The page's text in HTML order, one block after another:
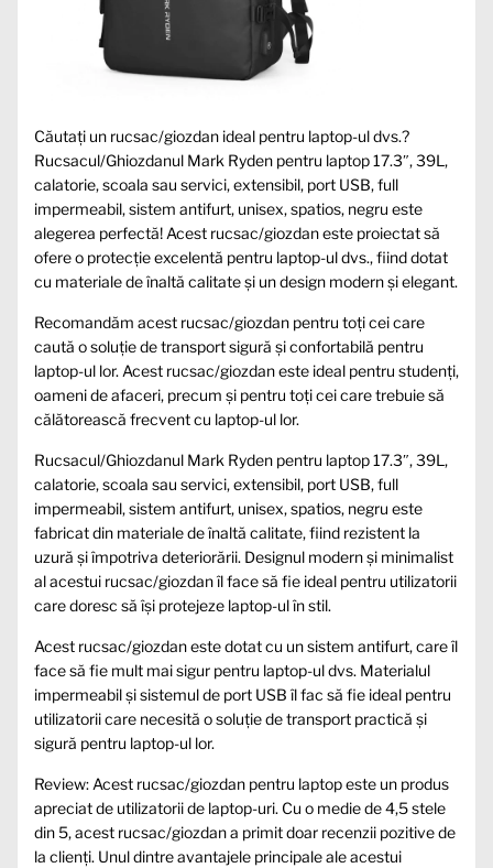
Căutați un rucsac/giozdan ideal pentru laptop-ul dvs.?
Rucsacul/Ghiozdanul Mark Ryden pentru laptop 17.3″, 39L,
calatorie, scoala sau servici, extensibil, port USB, full
impermeabil, sistem antifurt, unisex, spatios, negru este
alegerea perfectă! Acest rucsac/giozdan este proiectat să
ofere o protecție excelentă pentru laptop-ul dvs., fiind dotat
cu materiale de înaltă calitate și un design modern și elegant.
Recomandăm acest rucsac/giozdan pentru toți cei care
caută o soluție de transport sigură și confortabilă pentru
laptop-ul lor. Acest rucsac/giozdan este ideal pentru studenți,
oameni de afaceri, precum și pentru toți cei care trebuie să
călătorească frecvent cu laptop-ul lor.
Rucsacul/Ghiozdanul Mark Ryden pentru laptop 17.3″, 39L,
calatorie, scoala sau servici, extensibil, port USB, full
impermeabil, sistem antifurt, unisex, spatios, negru este
fabricat din materiale de înaltă calitate, fiind rezistent la
uzură și împotriva deteriorării. Designul modern și minimalist
al acestui rucsac/giozdan îl face să fie ideal pentru utilizatorii
care doresc să își protejeze laptop-ul în stil.
Acest rucsac/giozdan este dotat cu un sistem antifurt, care îl
face să fie mult mai sigur pentru laptop-ul dvs. Materialul
impermeabil și sistemul de port USB îl fac să fie ideal pentru
utilizatorii care necesită o soluție de transport practică și
sigură pentru laptop-ul lor.
Review: Acest rucsac/giozdan pentru laptop este un produs
apreciat de utilizatorii de laptop-uri. Cu o medie de 4,5 stele
din 5, acest rucsac/giozdan a primit doar recenzii pozitive de
la clienți. Unul dintre avantajele principale ale acestui